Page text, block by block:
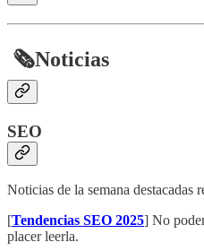
🗞️Noticias
SEO
Noticias de la semana destacadas
[Tendencias SEO 2025] No
placer leerla.